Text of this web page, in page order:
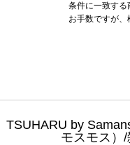
条件に一致する
お手数ですが、
TSUHARU by
モスモス）